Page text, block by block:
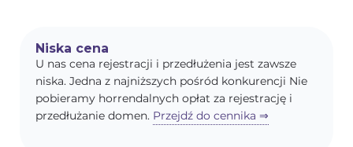
Niska cena
U nas cena rejestracji i przedłużenia jest zawsze
niska. Jedna z najniższych pośród konkurencji Nie
pobieramy horrendalnych opłat za rejestrację i
przedłużanie domen. Przejdź do cennika ⇒